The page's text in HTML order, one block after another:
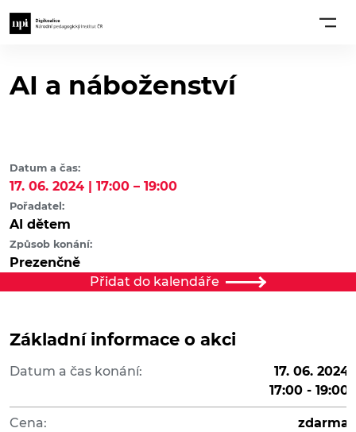
AI a náboženství​
Datum a čas:
17. 06. 2024 | 17:00 – 19:00
Pořadatel:
AI dětem
Způsob konání:
Prezenčně
Přidat do kalendáře
Základní informace o akci
Datum a čas konání:
17. 06. 2024
17:00 - 19:00
Cena: zdarma